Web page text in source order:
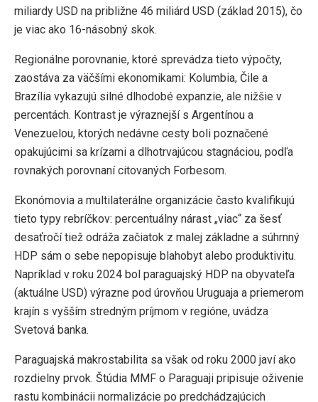
miliardy USD na približne 46 miliárd USD (základ 2015), čo
je viac ako 16-násobný skok.
Regionálne porovnanie, ktoré sprevádza tieto výpočty,
zaostáva za väčšími ekonomikami: Kolumbia, Čile a
Brazília vykazujú silné dlhodobé expanzie, ale nižšie v
percentách. Kontrast je výraznejší s Argentínou a
Venezuelou, ktorých nedávne cesty boli poznačené
opakujúcimi sa krízami a dlhotrvajúcou stagnáciou, podľa
rovnakých porovnaní citovaných Forbesom.
Ekonómovia a multilaterálne organizácie často kvalifikujú
tieto typy rebríčkov: percentuálny nárast „viac“ za šesť
desaťročí tiež odráža začiatok z malej základne a súhrnný
HDP sám o sebe nepopisuje blahobyt alebo produktivitu.
Napríklad v roku 2024 bol paraguajský HDP na obyvateľa
(aktuálne USD) výrazne pod úrovňou Uruguaja a priemerom
krajín s vyšším stredným príjmom v regióne, uvádza
Svetová banka.
Paraguajská makrostabilita sa však od roku 2000 javí ako
rozdielny prvok. Štúdia MMF o Paraguaji pripisuje oživenie
rastu kombinácii normalizácie po predchádzajúcich